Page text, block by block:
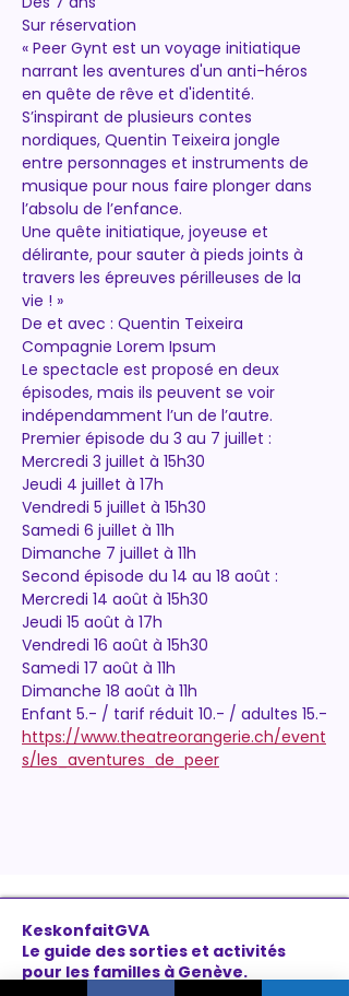
Sur réservation
« Peer Gynt est un voyage initiatique
narrant les aventures d'un anti-héros
en quête de rêve et d'identité.
S’inspirant de plusieurs contes
nordiques, Quentin Teixeira jongle
entre personnages et instruments de
musique pour nous faire plonger dans
l’absolu de l’enfance.
Une quête initiatique, joyeuse et
délirante, pour sauter à pieds joints à
travers les épreuves périlleuses de la
vie ! »
De et avec : Quentin Teixeira
Compagnie Lorem Ipsum
Le spectacle est proposé en deux
épisodes, mais ils peuvent se voir
indépendamment l’un de l’autre.
Premier épisode du 3 au 7 juillet :
Mercredi 3 juillet à 15h30
Jeudi 4 juillet à 17h
Vendredi 5 juillet à 15h30
Samedi 6 juillet à 11h
Dimanche 7 juillet à 11h
Second épisode du 14 au 18 août :
Mercredi 14 août à 15h30
Jeudi 15 août à 17h
Vendredi 16 août à 15h30
Samedi 17 août à 11h
Dimanche 18 août à 11h
Enfant 5.- / tarif réduit 10.- / adultes 15.-
https://www.theatreorangerie.ch/event
s/les_aventures_de_peer
KeskonfaitGVA
Le guide des sorties et activités
pour les familles à Genève.